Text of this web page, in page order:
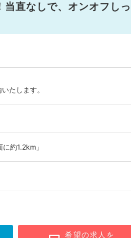
直なしで、オンオフし
たします。
約1.2km」
希望の求人を